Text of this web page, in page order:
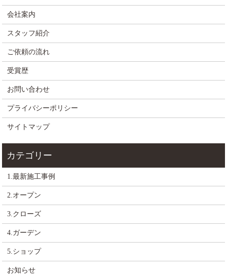
会社案内
スタッフ紹介
ご依頼の流れ
受賞歴
お問い合わせ
プライバシーポリシー
サイトマップ
1.最新施工事例
2.オープン
3.クローズ
4.ガーデン
5.ショップ
お知らせ